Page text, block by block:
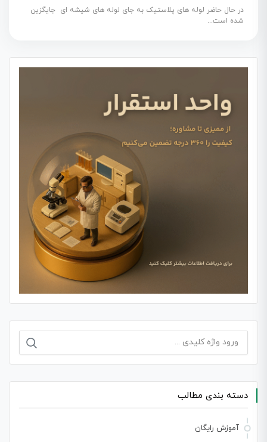
در حال حاضر لوله های پلاستیک به جای لوله های شیشه ای جایگزین
شده است...
جستجو
برای:
دسته بندی مطالب
آموزش رایگان